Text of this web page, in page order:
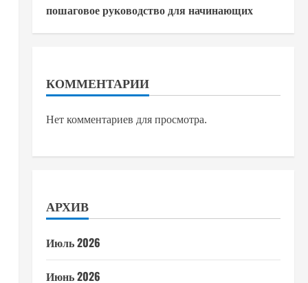
пошаговое руководство для начинающих
КОММЕНТАРИИ
Нет комментариев для просмотра.
АРХИВ
Июль 2026
Июнь 2026